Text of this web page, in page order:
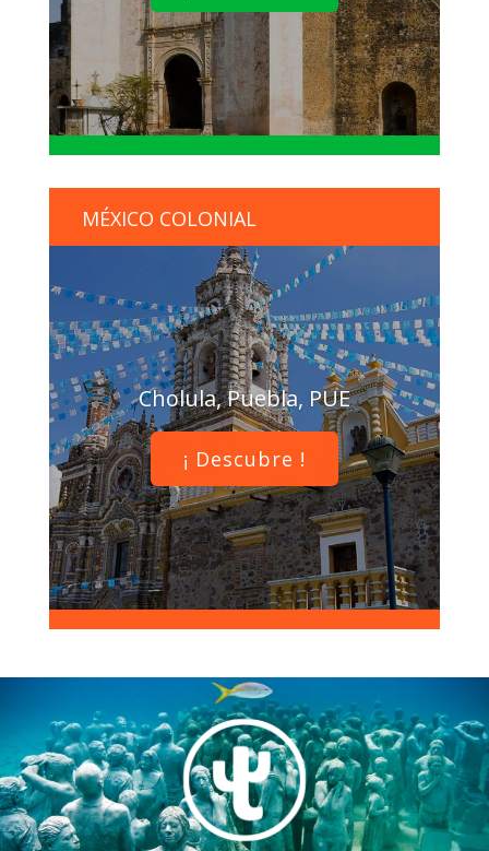
MÉXICO COLONIAL
Cholula, Puebla, PUE
¡ Descubre !